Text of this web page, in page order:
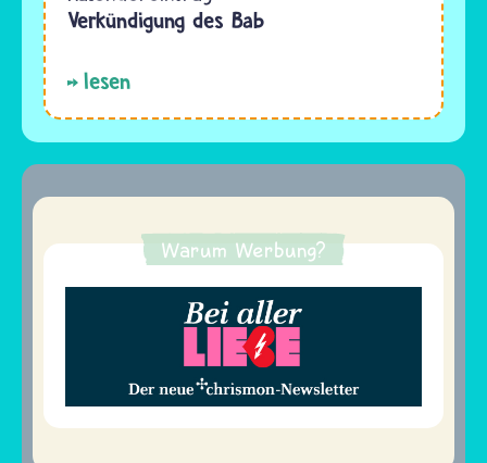
Verkündigung des Bab
lesen
Warum Werbung?